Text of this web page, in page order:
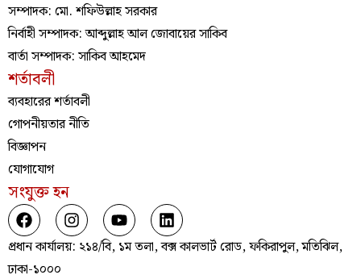
সম্পাদক: মো. শফিউল্লাহ সরকার
নির্বাহী সম্পাদক: আব্দুল্লাহ আল জোবায়ের সাকিব
বার্তা সম্পাদক: সাকিব আহমেদ
শর্তাবলী
ব্যবহারের শর্তাবলী
গোপনীয়তার নীতি
বিজ্ঞাপন
যোগাযোগ
সংযুক্ত হন
প্রধান কার্যালয়: ২১৪/বি, ১ম তলা, বক্স কালভার্ট রোড, ফকিরাপুল, মতিঝিল,
ঢাকা-১০০০